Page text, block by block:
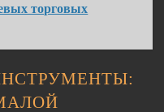
торговых